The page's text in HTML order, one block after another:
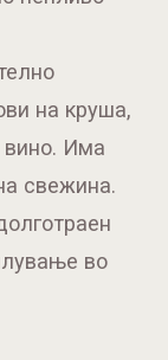
на круша,
вино. Има
свежина.
во